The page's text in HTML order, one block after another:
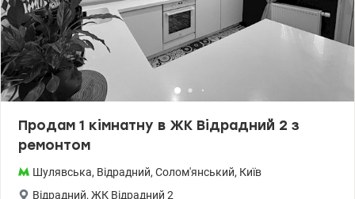
Продам 1 кімнатну в ЖК Відрадний 2 з
ремонтом
Шулявська, Відрадний, Солом'янський, Київ
Відрадний, ЖК Відрадний 2